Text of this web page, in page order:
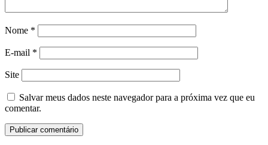
Nome *
E-mail *
Site
Salvar meus dados neste navegador para a próxima vez que eu
comentar.